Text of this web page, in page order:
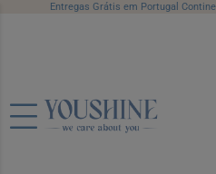
Entregas Grátis em Portugal
Avene Água Termal
Ref.: 6021980